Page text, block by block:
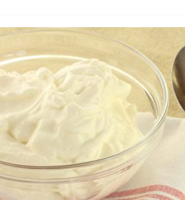
02 ]
02 ] 【时事金扫描】美军炸平“美国大使馆”美载人飞船重
] 美破獲大規模禮品卡詐騙 贓款成中共軍費 国际新